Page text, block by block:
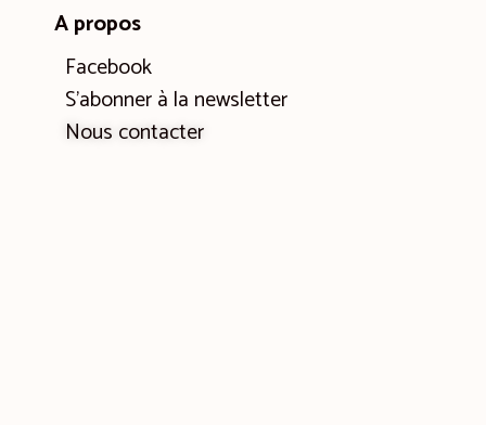
A propos
Facebook
S’abonner à la newsletter
Nous contacter